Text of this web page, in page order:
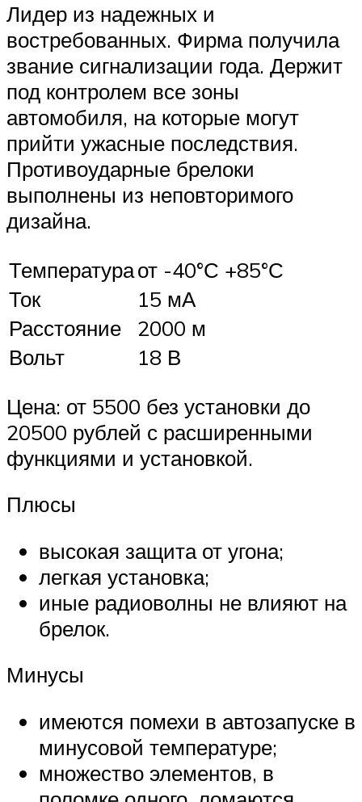
Лидер из надежных и
востребованных. Фирма получила
звание сигнализации года. Держит
под контролем все зоны
автомобиля, на которые могут
прийти ужасные последствия.
Противоударные брелоки
выполнены из неповторимого
дизайна.
Температураот -40°С +85°С
Ток
15 мА
Расстояние
2000 м
Вольт
18 В
Цена: от 5500 без установки до
20500 рублей с расширенными
функциями и установкой.
Плюсы
высокая защита от угона;
легкая установка;
иные радиоволны не влияют на
брелок.
Минусы
имеются помехи в автозапуске в
минусовой температуре;
множество элементов, в